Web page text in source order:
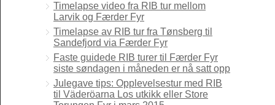
Timelapse video fra RIB tur mellom
Larvik og Færder Fyr
Timelapse av RIB tur fra Tønsberg til
Sandefjord via Færder Fyr
Faste guidede RIB turer til Færder Fyr
siste søndagen i måneden er nå satt opp
Julegave tips: Opplevelsestur med RIB
til Väderöarna Los utkikk eller Store